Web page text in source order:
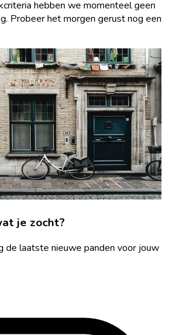
hebben we momenteel geen
Probeer het morgen gerust nog een
je zocht?
de laatste nieuwe panden voor jouw